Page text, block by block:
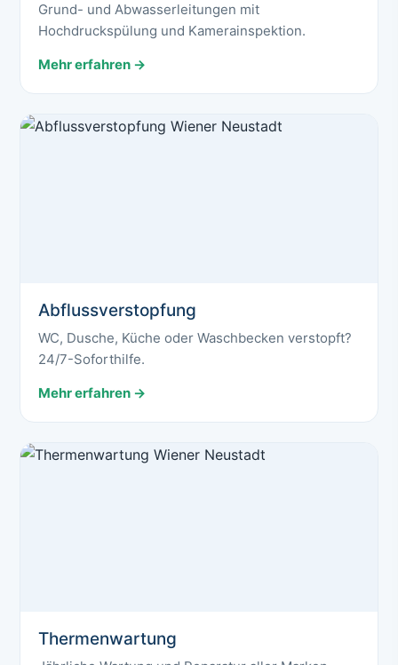
Grund- und Abwasserleitungen mit
Hochdruckspülung und Kamerainspektion.
Mehr erfahren →
Abflussverstopfung
WC, Dusche, Küche oder Waschbecken verstopft?
24/7-Soforthilfe.
Mehr erfahren →
Thermenwartung